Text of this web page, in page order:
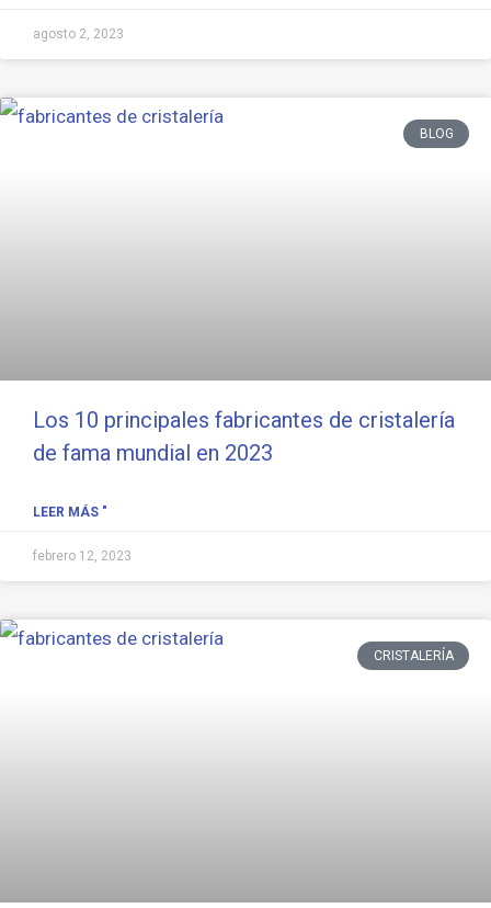
agosto 2, 2023
BLOG
Los 10 principales fabricantes de cristalería
de fama mundial en 2023
LEER MÁS "
febrero 12, 2023
CRISTALERÍA